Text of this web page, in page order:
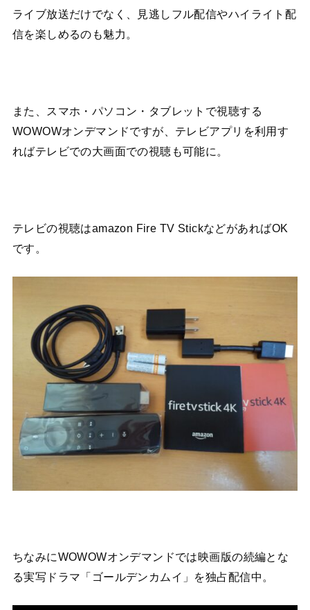
ライブ放送だけでなく、見逃しフル配信やハイライト配
信を楽しめるのも魅力。
また、スマホ・パソコン・タブレットで視聴する
WOWOWオンデマンドですが、テレビアプリを利用す
ればテレビでの大画面での視聴も可能に。
テレビの視聴はamazon Fire TV StickなどがあればOK
です。
ちなみにWOWOWオンデマンドでは映画版の続編とな
る実写ドラマ「ゴールデンカムイ」を独占配信中。